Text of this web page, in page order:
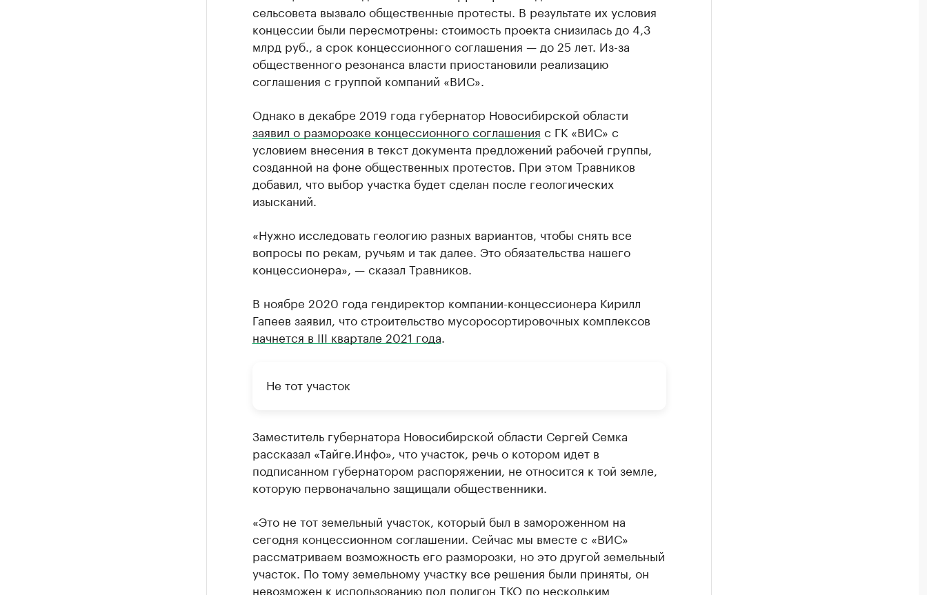
сельсовета вызвало общественные протесты. В результате их условия
концессии были пересмотрены: стоимость проекта снизилась до 4,3
млрд руб., а срок концессионного соглашения — до 25 лет. Из-за
общественного резонанса власти приостановили реализацию
соглашения с группой компаний «ВИС».
Однако в декабре 2019 года губернатор Новосибирской области
заявил о разморозке концессионного соглашения с ГК «ВИС» с
условием внесения в текст документа предложений рабочей группы,
созданной на фоне общественных протестов. При этом Травников
добавил, что выбор участка будет сделан после геологических
изысканий.
«Нужно исследовать геологию разных вариантов, чтобы снять все
вопросы по рекам, ручьям и так далее. Это обязательства нашего
концессионера», — сказал Травников.
В ноябре 2020 года гендиректор компании-концессионера Кирилл
Гапеев заявил, что строительство мусоросортировочных комплексов
начнется в III квартале 2021 года
Не тот участок
Заместитель губернатора Новосибирской области Сергей Семка
рассказал «Тайге.Инфо», что участок, речь о котором идет в
подписанном губернатором распоряжении, не относится к той земле,
которую первоначально защищали общественники.
«Это не тот земельный участок, который был в замороженном на
сегодня концессионном соглашении. Сейчас мы вместе с «ВИС»
рассматриваем возможность его разморозки, но это другой земельный
участок. По тому земельному участку все решения были приняты, он
невозможен к использованию под полигон ТКО по нескольким